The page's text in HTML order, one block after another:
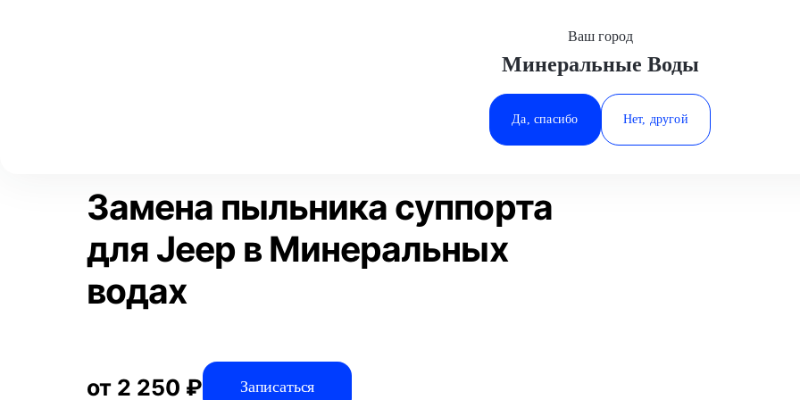
Минеральные Воды
Ростов-на-Дону
Ставрополь
Ваш город
Минеральные Воды
Да, спасибо Нет, другой
Замена пыльника суппорта Jeep
Статьи
Замена пыльника суппорта
для Jeep в Минеральных
водах
от 2 250 ₽ Записаться